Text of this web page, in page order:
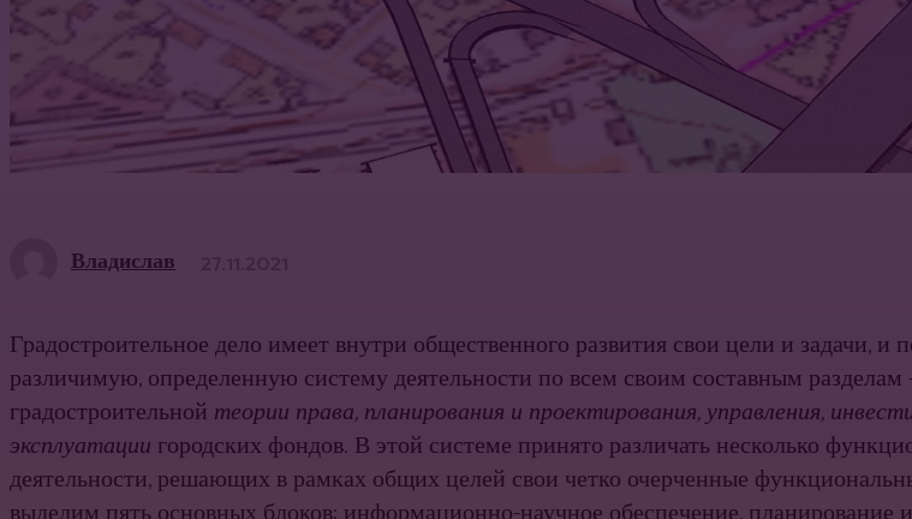
Владислав
Градостроительное дело имеет внутри общественного развития свои цели и задачи, и
различимую, определенную систему деятельности по всем сво­им составным разделам
градостроительной теории права, планирования и проектирования, управления,
эксплуатации городских фондов. В этой системе принято различать несколько
деятельности, решающих в рамках общих целей свои четко очерченные